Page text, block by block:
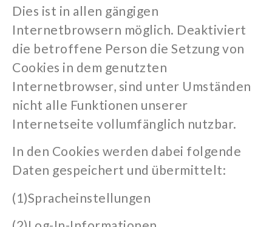
Dies ist in allen gängigen
Internetbrowsern möglich. Deaktiviert
die betroffene Person die Setzung von
Cookies in dem genutzten
Internetbrowser, sind unter Umständen
nicht alle Funktionen unserer
Internetseite vollumfänglich nutzbar.
In den Cookies werden dabei folgende
Daten gespeichert und übermittelt:
(1)Spracheinstellungen